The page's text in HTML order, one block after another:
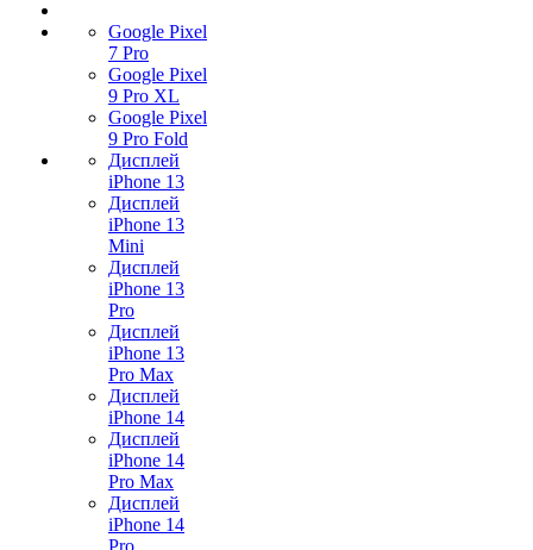
Google Pixel
7 Pro
Google Pixel
9 Pro XL
Google Pixel
9 Pro Fold
Дисплей
iPhone 13
Дисплей
iPhone 13
Mini
Дисплей
iPhone 13
Pro
Дисплей
iPhone 13
Pro Max
Дисплей
iPhone 14
Дисплей
iPhone 14
Pro Max
Дисплей
iPhone 14
Pro